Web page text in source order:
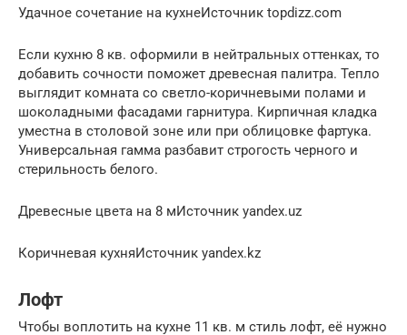
Удачное сочетание на кухнеИсточник topdizz.com
Если кухню 8 кв. оформили в нейтральных оттенках, то
добавить сочности поможет древесная палитра. Тепло
выглядит комната со светло-коричневыми полами и
шоколадными фасадами гарнитура. Кирпичная кладка
уместна в столовой зоне или при облицовке фартука.
Универсальная гамма разбавит строгость черного и
стерильность белого.
Древесные цвета на 8 мИсточник yandex.uz
Коричневая кухняИсточник yandex.kz
Лофт
Чтобы воплотить на кухне 11 кв. м стиль лофт, её нужно